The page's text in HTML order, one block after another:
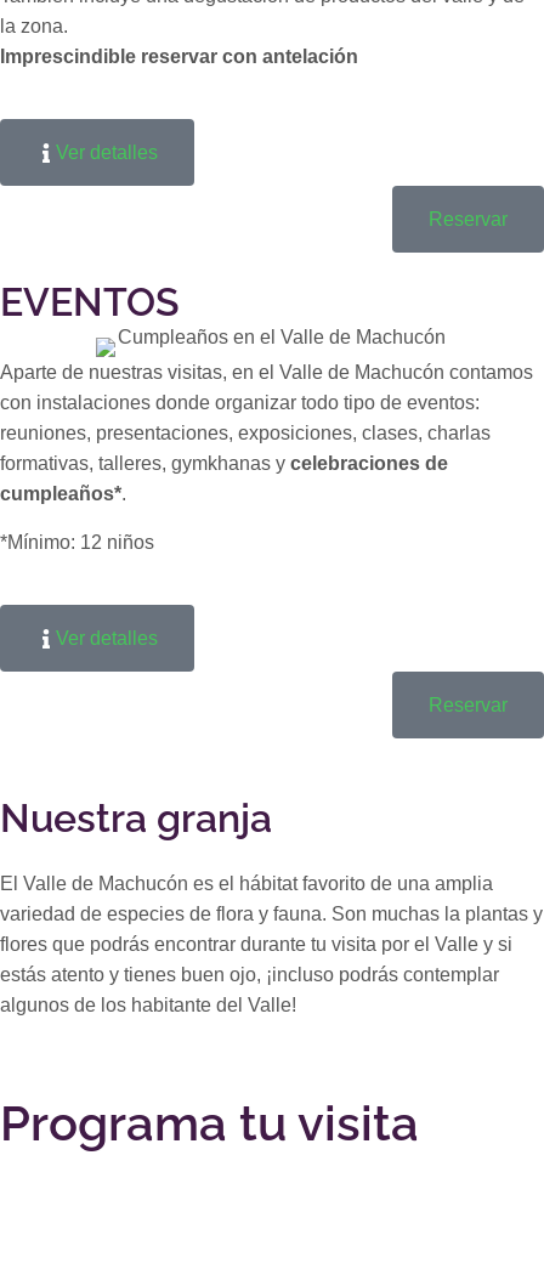
la zona.
Imprescindible reservar con antelación
Ver detalles
Reservar
EVENTOS
Aparte de nuestras visitas, en el Valle de Machucón contamos
con instalaciones donde organizar todo tipo de eventos:
reuniones, presentaciones, exposiciones, clases, charlas
formativas, talleres, gymkhanas y celebraciones de
cumpleaños*.
*Mínimo: 12 niños
Ver detalles
Reservar
Nuestra granja
El Valle de Machucón es el hábitat favorito de una amplia
variedad de especies de flora y fauna. Son muchas la plantas y
flores que podrás encontrar durante tu visita por el Valle y si
estás atento y tienes buen ojo, ¡incluso podrás contemplar
algunos de los habitante del Valle!
Programa tu visita